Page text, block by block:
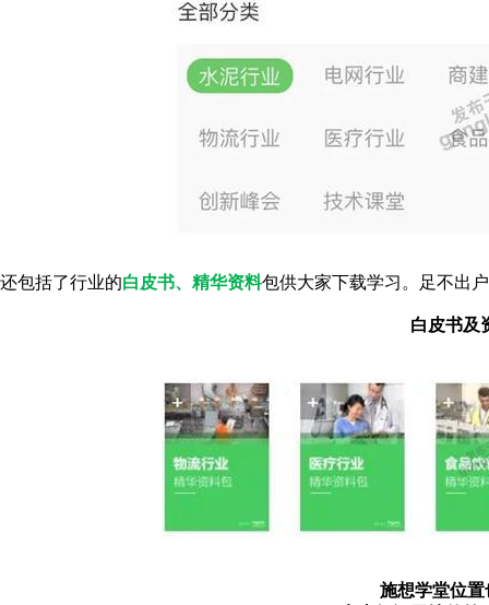
还包括了行业的白皮书、精华资料包供大家下载学习。足不出
白皮书及
施想学堂位置